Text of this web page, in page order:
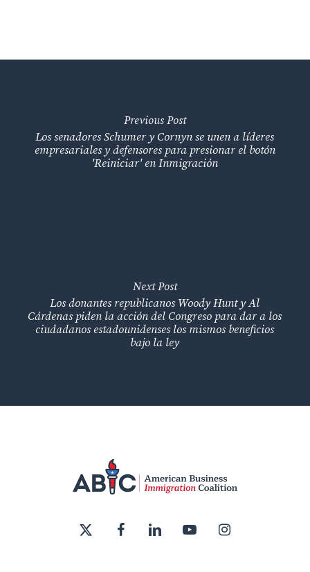
Previous Post
Los senadores Schumer y Cornyn se unen a líderes
empresariales y defensores para presionar el botón
'Reiniciar' en Inmigración
Next Post
Los donantes republicanos Woody Hunt y Al
Cárdenas piden la acción del Congreso para dar a los
ciudadanos estadounidenses los mismos beneficios
bajo la ley
twitter
facebook